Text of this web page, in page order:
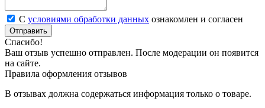
С условиями обработки данных ознакомлен и согласен
Отправить
Спасибо!
Ваш отзыв успешно отправлен. После модерации он появится
на сайте.
Правила оформления отзывов
В отзывах должна содержаться информация только о товаре.